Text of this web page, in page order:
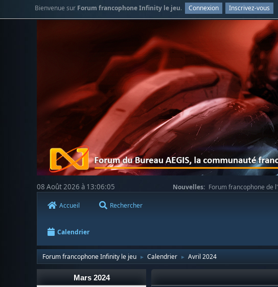
Bienvenue sur Forum francophone Infinity le jeu. Connexion Inscrivez-vous
08 Août 2026 à 13:06:05 Nouvelles: Forum francophone de
Accueil Rechercher
Calendrier
Forum francophone Infinity le jeu ► Calendrier ► Avril 2024
Mars 2024